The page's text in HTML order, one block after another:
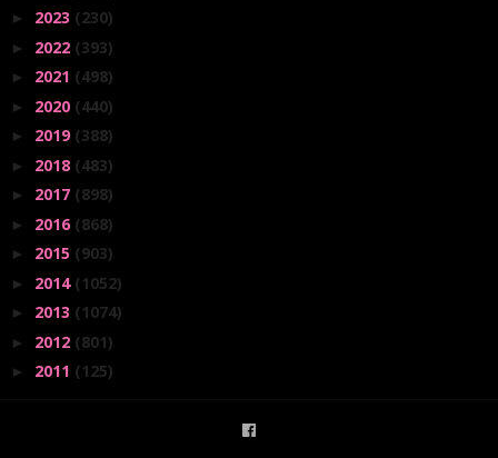
► 2023 (230)
► 2022 (393)
► 2021 (498)
► 2020 (440)
► 2019 (388)
► 2018 (483)
► 2017 (898)
► 2016 (868)
► 2015 (903)
► 2014 (1052)
► 2013 (1074)
► 2012 (801)
► 2011 (125)